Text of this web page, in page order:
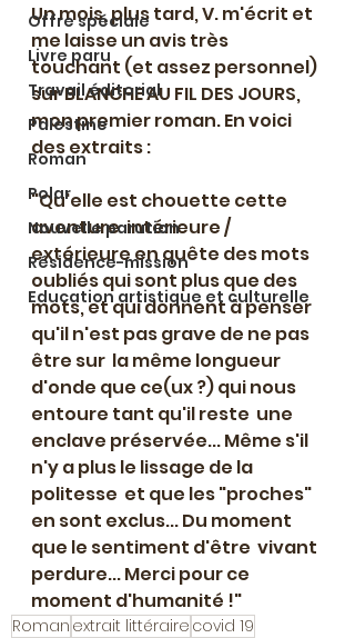
Offre spéciale
Livre paru
Travail éditorial
Palestine
Roman
Polar
Nouvelle parution
Résidence-mission
Education artistique et culturelle
Un mois, plus tard, V. m'écrit et
me laisse un avis très
touchant (et assez personnel)
sur BLANCHE AU FIL DES JOURS,
mon premier roman. En voici
des extraits :
"Qu'elle est chouette cette
aventure  intérieure /
extérieure en quête des mots
oubliés qui sont plus que des
mots, et qui donnent à penser
qu'il n'est pas grave de ne pas
être sur  la même longueur
d'onde que ce(ux ?) qui nous
entoure tant qu'il reste  une
enclave préservée... Même s'il
n'y a plus le lissage de la
politesse  et que les "proches"
en sont exclus... Du moment
que le sentiment d'être  vivant
perdure... Merci pour ce
moment d'humanité !"
Roman extrait littéraire covid 19